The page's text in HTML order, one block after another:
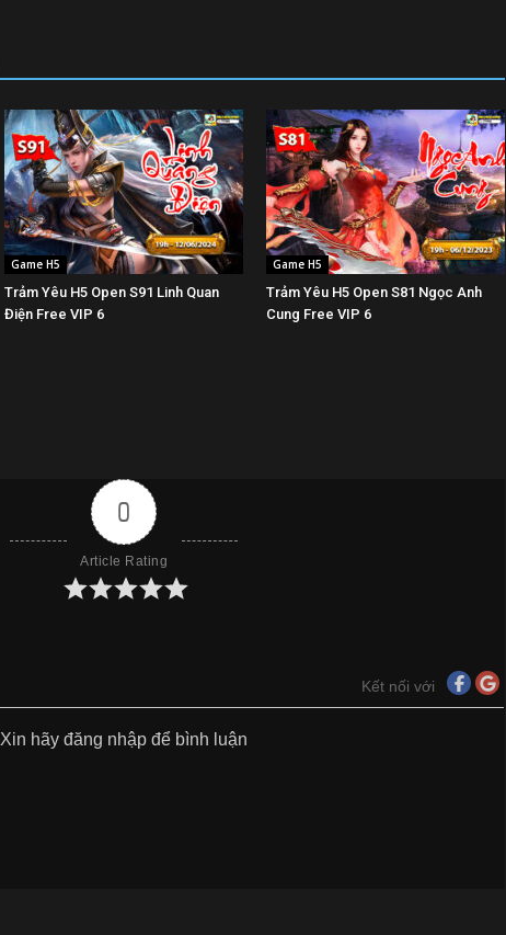
Game H5
Trảm Yêu H5 Open S91 Linh Quan
Điện Free VIP 6
Game H5
Trảm Yêu H5 Open S81 Ngọc Anh
Cung Free VIP 6
0
Article Rating
Kết nối với
Xin hãy đăng nhập để bình luận